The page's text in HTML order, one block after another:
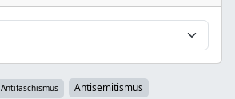
Antifaschismus Antisemitismus